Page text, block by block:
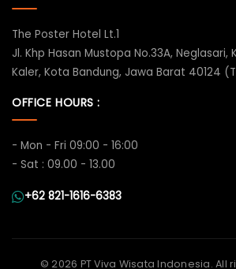
The Poster Hotel Lt.1
Jl. Khp Hasan Mustopa No.33A, Neglasari,
Kaler, Kota Bandung, Jawa Barat 40124
OFFICE HOURS :
- Mon - Fri 09:00 - 16:00
- Sat : 09.00 - 13.00
+62 821-1616-6383
© 2026 PT Viva Wisata Indonesia. All